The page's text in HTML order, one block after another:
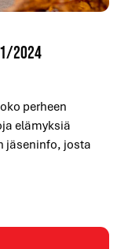
2024
perheen
elämyksiä
jäseninfo, josta